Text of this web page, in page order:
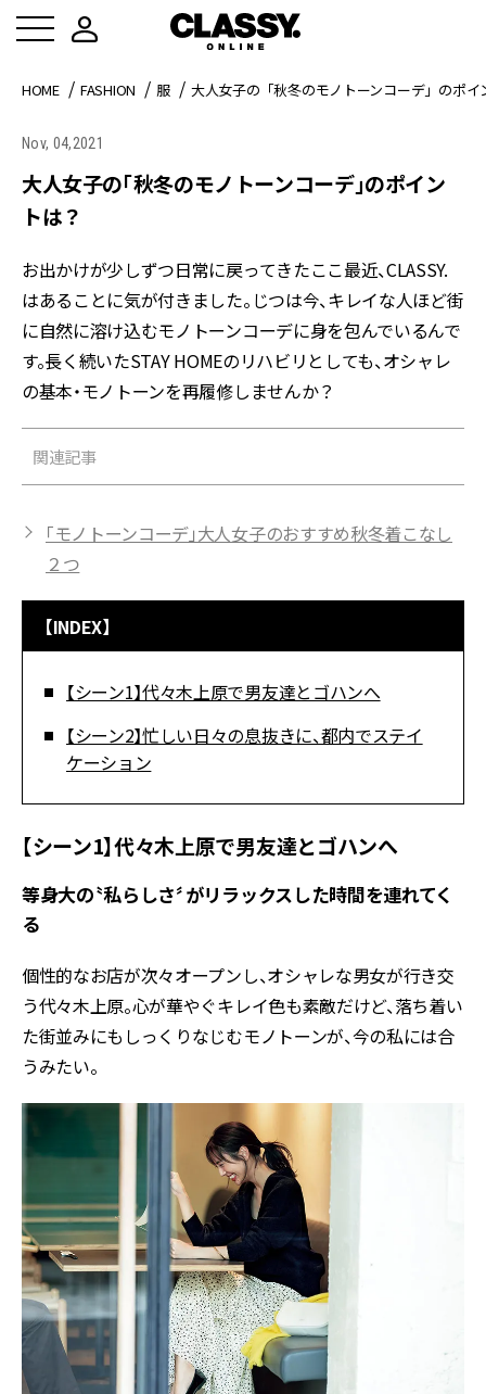
HOME FASHION 服 大人女子の「秋冬のモノトーンコーデ」のポイ
Nov, 04,2021
大人女子の「秋冬のモノトーンコーデ」のポイン
トは？
お出かけが少しずつ日常に戻ってきたここ最近、CLASSY.
はあることに気が付きました。じつは今、キレイな人ほど街
に自然に溶け込むモノトーンコーデに身を包んでいるんで
す。長く続いたSTAY HOMEのリハビリとしても、オシャレ
の基本・モノトーンを再履修しませんか？
関連記事
「モノトーンコーデ」大人女子のおすすめ秋冬着こなし
２つ
【INDEX】
【シーン1】代々木上原で男友達とゴハンへ
【シーン2】忙しい日々の息抜きに、都内でステイ
ケーション
【シーン1】代々木上原で男友達とゴハンへ
等身大の〝私らしさ〞がリラックスした時間を連れてく
る
個性的なお店が次々オープンし、オシャレな男女が行き交
う代々木上原。心が華やぐキレイ色も素敵だけど、落ち着い
た街並みにもしっくりなじむモノトーンが、今の私には合
うみたい。